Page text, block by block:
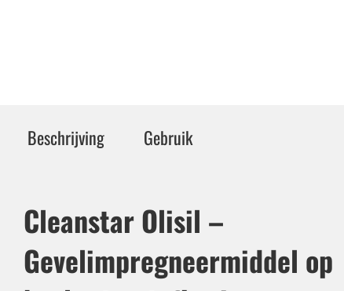
Beschrijving Gebruik
Cleanstar Olisil –
Gevelimpregneermiddel op